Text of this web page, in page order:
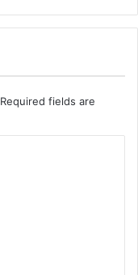
Required fields are